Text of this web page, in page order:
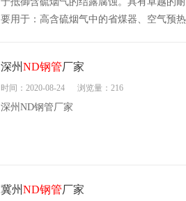
要用于：高含硫烟气中的省煤器、空气预
深州ND钢管厂家
时间：2020-08-24 浏览量：216
深州ND钢管厂家
冀州ND钢管厂家